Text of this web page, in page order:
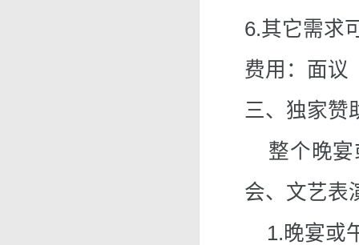
6.其它需求
费用：面议
三、独家赞
整个晚宴
会、文艺表
1.晚宴或